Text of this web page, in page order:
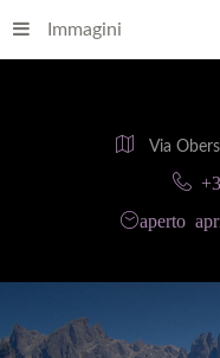
Via
aperto
Immagini